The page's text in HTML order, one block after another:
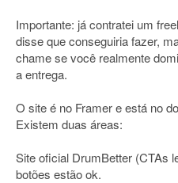
Importante: já contratei um
disse que conseguiria fazer,
chame se você realmente
a entrega.
O site é no Framer e está no
Existem duas áreas:
Site oficial DrumBetter (CTAs
botões estão ok.